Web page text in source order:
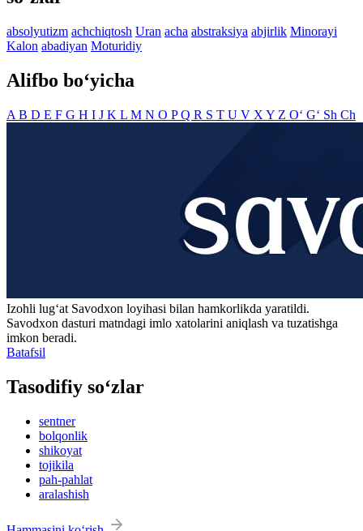
absolyutizm achchiqtosh Uran acha abstraksiya abjirlik Minorayi
Kalon abadiyan Moturidiy
Alifbo bo‘yicha
A B D E F G H I J K L M N O PQ R S T U V X Y Z O‘ G‘ Sh Ch
Izohli lugʻat Savodxon loyihasi bilan hamkorlikda yaratildi.
Savodxon dasturi matndagi imlo xatolarini aniqlash va tuzatishga
imkon beradi.
Batafsil
Tasodifiy so‘zlar
sentner
bolqonlik
shikoyat
tojikila
pah-pahlat
aralashish